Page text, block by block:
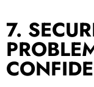
7.